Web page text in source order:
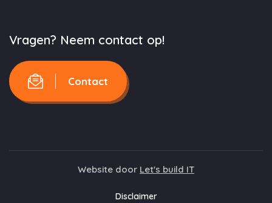
Vragen? Neem contact op!
Contact
Website door Let's build IT
Disclaimer